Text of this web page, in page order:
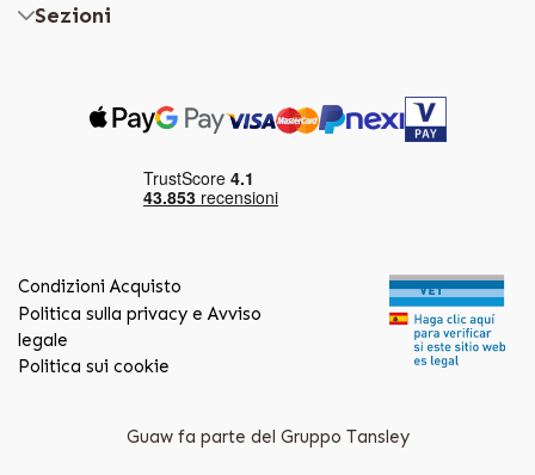
Sezioni
Condizioni Acquisto
Politica sulla privacy e Avviso
legale
Politica sui cookie
Guaw fa parte del Gruppo Tansley